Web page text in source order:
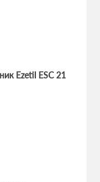
Ezetil ESC 21